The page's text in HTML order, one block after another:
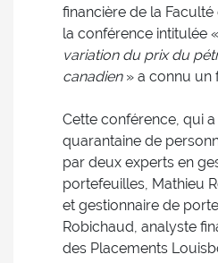
financière de la Faculté
la conférence intitulée «
variation du prix du
canadien» a connu un
Cette conférence, qui
quarantaine de
par deux experts en
portefeuilles, Mathieu
et gestionnaire de
Robichaud, analyste
des Placements